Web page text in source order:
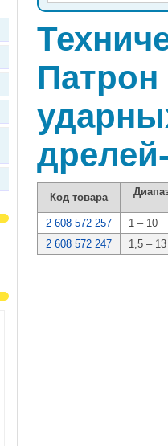
Код товара
2 608 572 257
1 – 10
2 608 572 247
1,5 – 13